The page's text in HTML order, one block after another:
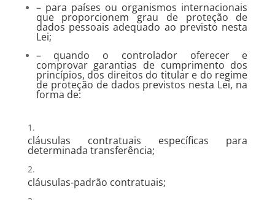
– para países ou organismos internacionais
que proporcionem grau de proteção de
dados pessoais adequado ao previsto nesta
Lei;
– quando o controlador oferecer e
comprovar garantias de cumprimento dos
princípios, dos direitos do titular e do regime
de proteção de dados previstos nesta Lei, na
forma de:
cláusulas contratuais específicas para
determinada transferência;
cláusulas-padrão contratuais;